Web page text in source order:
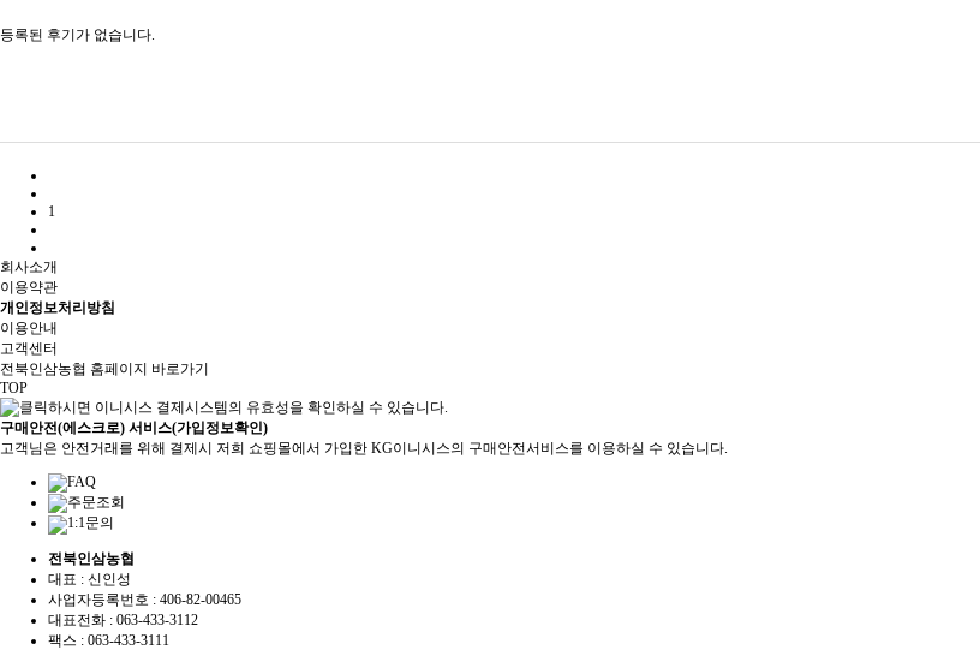
등록된 후기가 없습니다.
1
회사소개
이용약관
개인정보처리방침
이용안내
고객센터
전북인삼농협 홈페이지 바로가기
TOP
구매안전(에스크로) 서비스(가입정보확인)
고객님은 안전거래를 위해 결제시 저희 쇼핑몰에서 가입한 KG이니시스의 구매안전서비스를 이용하실 수 있습니다.
FAQ
주문조회
1:1문의
전북인삼농협
대표 : 신인성
사업자등록번호 : 406-82-00465
대표전화 : 063-433-3112
팩스 : 063-433-3111